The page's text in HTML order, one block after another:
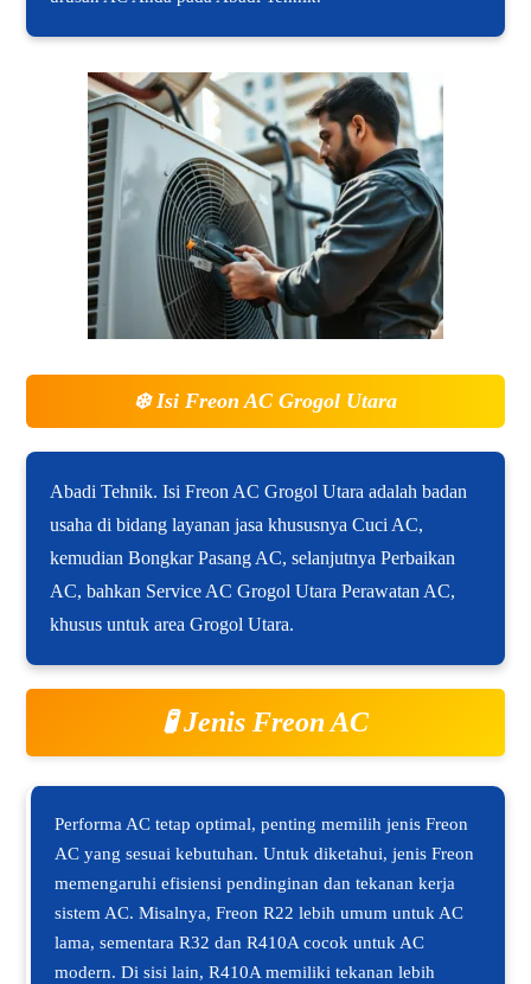
❄️Isi Freon AC Grogol Utara
Abadi Tehnik. Isi Freon AC Grogol Utara adalah badan
usaha di bidang layanan jasa khususnya Cuci AC,
kemudian Bongkar Pasang AC, selanjutnya Perbaikan
AC, bahkan Service AC Grogol Utara Perawatan AC,
khusus untuk area Grogol Utara.
🧪 Jenis Freon AC
Performa AC tetap optimal, penting memilih jenis Freon
AC yang sesuai kebutuhan. Untuk diketahui, jenis Freon
memengaruhi efisiensi pendinginan dan tekanan kerja
sistem AC. Misalnya, Freon R22 lebih umum untuk AC
lama, sementara R32 dan R410A cocok untuk AC
modern. Di sisi lain, R410A memiliki tekanan lebih